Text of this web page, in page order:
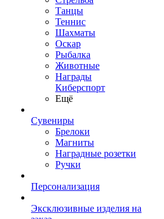
Танцы
Теннис
Шахматы
Оскар
Рыбалка
Животные
Награды
Киберспорт
Ещё
Сувениры
Брелоки
Магниты
Наградные розетки
Ручки
Персонализация
Эксклюзивные изделия на